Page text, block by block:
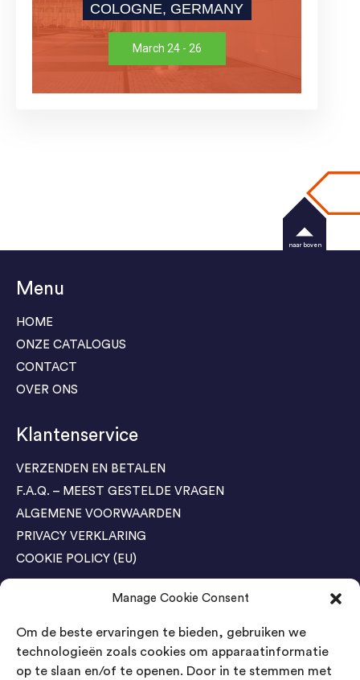
Manage Cookie Consent
Om de beste ervaringen te bieden, gebruiken we
technologieën zoals cookies om apparaatinformatie
op te slaan en/of te openen. Door in te stemmen met
COLOGNE, GERMANY
March 24 - 26
Menu
HOME
ONZE CATALOGUS
CONTACT
OVER ONS
Klantenservice
VERZENDEN EN BETALEN
F.A.Q. – MEEST GESTELDE VRAGEN
ALGEMENE VOORWAARDEN
PRIVACY VERKLARING
COOKIE POLICY (EU)
Agenda Trade Shows
04-05 November / SVG FAIR Winterswijk
Bestel GRATIS kaarten
naar boven